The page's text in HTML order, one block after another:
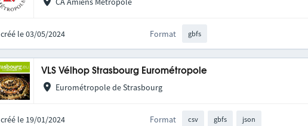
créé le 03/05/2024 Format gbfs
VLS Vélhop Strasbourg Eurométropole
Eurométropole de Strasbourg
créé le 19/01/2024 Format csv gbfs json